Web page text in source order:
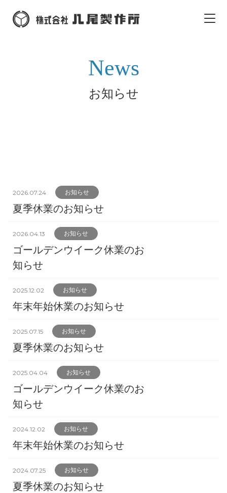
News
お知らせ
2026.07.24 お知らせ
夏季休業のお知らせ
2026.04.13 お知らせ
ゴールデンウイーク休業のお
知らせ
2025.12.02 お知らせ
年末年始休業のお知らせ
2025.07.15 お知らせ
夏季休業のお知らせ
2025.04.04 お知らせ
ゴールデンウイーク休業のお
知らせ
2024.12.02 お知らせ
年末年始休業のお知らせ
2024.07.25 お知らせ
夏季休業のお知らせ